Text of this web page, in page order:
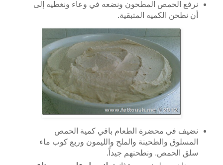
نرفع الحمص المطحون ونضعه في وعاء ونغطيه إلى
أن نطحن الكميه المتبقية.
نضيف في محضرة الطعام باقي كمية الحمص
المسلوق والطحينة والملح والليمون وربع كوب ماء
سلق الحمص. ونطحنهم جيداً.